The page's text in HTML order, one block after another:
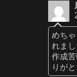
めち
れま
作成
りが